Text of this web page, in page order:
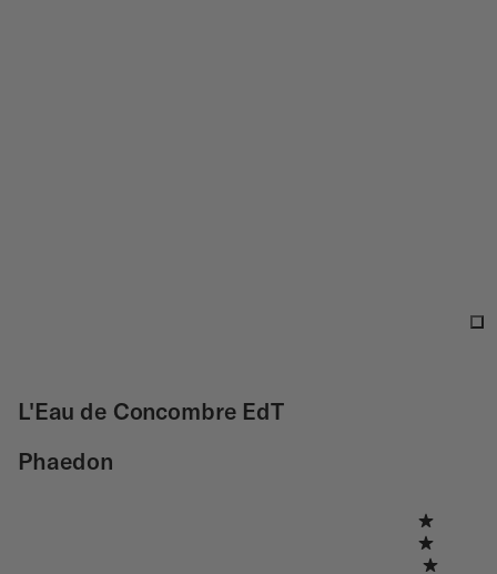
L'Eau de Concombre EdT
Phaedon